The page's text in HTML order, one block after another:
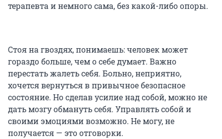
терапевта и немного сама, без какой-либо опоры.
Стоя на гвоздях, понимаешь: человек может
гораздо больше, чем о себе думает. Важно
перестать жалеть себя. Больно, неприятно,
хочется вернуться в привычное безопасное
состояние. Но сделав усилие над собой, можно не
дать мозгу обмануть себя. Управлять собой и
своими эмоциями возможно. Не могу, не
получается — это отговорки.